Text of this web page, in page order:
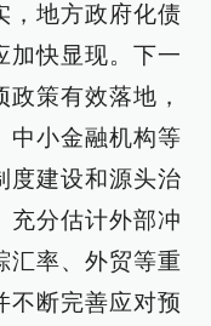
，地方政府化债
加快显现。下一
策有效落地，
中小金融机构等
度建设和源头治
充分估计外部冲
汇率、外贸等重
不断完善应对预